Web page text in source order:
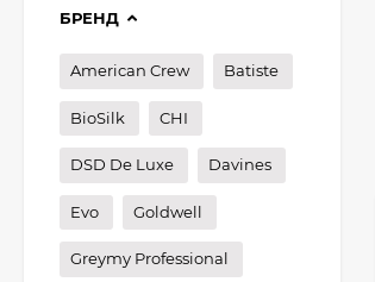
БРЕНД
American Crew Batiste
BioSilk CHI
DSD De Luxe Davines
Evo Goldwell
Greymy Professional